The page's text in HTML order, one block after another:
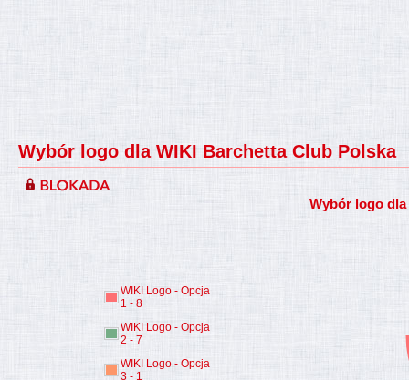
Wybór logo dla WIKI Barchetta Club Polska
Wybór logo
WIKI Logo - Opcja
1 - 8
WIKI Logo - Opcja
2 - 7
WIKI Logo - Opcja
3 - 1